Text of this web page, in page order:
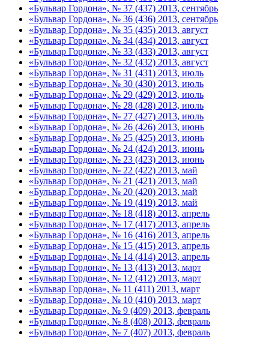
«Бульвар Гордона», № 37 (437) 2013, сентябрь
«Бульвар Гордона», № 36 (436) 2013, сентябрь
«Бульвар Гордона», № 35 (435) 2013, август
«Бульвар Гордона», № 34 (434) 2013, август
«Бульвар Гордона», № 33 (433) 2013, август
«Бульвар Гордона», № 32 (432) 2013, август
«Бульвар Гордона», № 31 (431) 2013, июль
«Бульвар Гордона», № 30 (430) 2013, июль
«Бульвар Гордона», № 29 (429) 2013, июль
«Бульвар Гордона», № 28 (428) 2013, июль
«Бульвар Гордона», № 27 (427) 2013, июль
«Бульвар Гордона», № 26 (426) 2013, июнь
«Бульвар Гордона», № 25 (425) 2013, июнь
«Бульвар Гордона», № 24 (424) 2013, июнь
«Бульвар Гордона», № 23 (423) 2013, июнь
«Бульвар Гордона», № 22 (422) 2013, май
«Бульвар Гордона», № 21 (421) 2013, май
«Бульвар Гордона», № 20 (420) 2013, май
«Бульвар Гордона», № 19 (419) 2013, май
«Бульвар Гордона», № 18 (418) 2013, апрель
«Бульвар Гордона», № 17 (417) 2013, апрель
«Бульвар Гордона», № 16 (416) 2013, апрель
«Бульвар Гордона», № 15 (415) 2013, апрель
«Бульвар Гордона», № 14 (414) 2013, апрель
«Бульвар Гордона», № 13 (413) 2013, март
«Бульвар Гордона», № 12 (412) 2013, март
«Бульвар Гордона», № 11 (411) 2013, март
«Бульвар Гордона», № 10 (410) 2013, март
«Бульвар Гордона», № 9 (409) 2013, февраль
«Бульвар Гордона», № 8 (408) 2013, февраль
«Бульвар Гордона», № 7 (407) 2013, февраль